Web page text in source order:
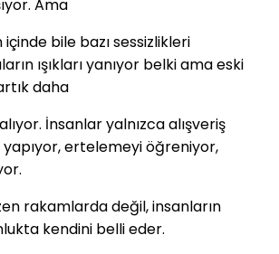
Ama
içinde bile bazı sessizlikleri
ışıkları yanıyor belki ama eski
daha
İnsanlar yalnızca alışveriş
ertelemeyi öğreniyor,
rakamlarda değil, insanların
kendini belli eder.